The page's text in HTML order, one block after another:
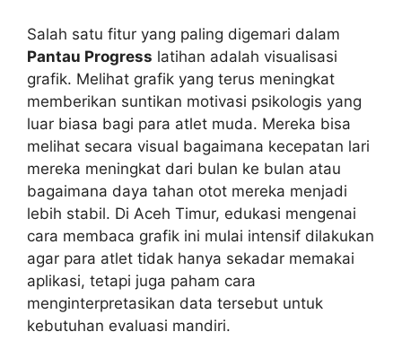
Salah satu fitur yang paling digemari dalam
Pantau Progress latihan adalah visualisasi
grafik. Melihat grafik yang terus meningkat
memberikan suntikan motivasi psikologis yang
luar biasa bagi para atlet muda. Mereka bisa
melihat secara visual bagaimana kecepatan lari
mereka meningkat dari bulan ke bulan atau
bagaimana daya tahan otot mereka menjadi
lebih stabil. Di Aceh Timur, edukasi mengenai
cara membaca grafik ini mulai intensif dilakukan
agar para atlet tidak hanya sekadar memakai
aplikasi, tetapi juga paham cara
menginterpretasikan data tersebut untuk
kebutuhan evaluasi mandiri.